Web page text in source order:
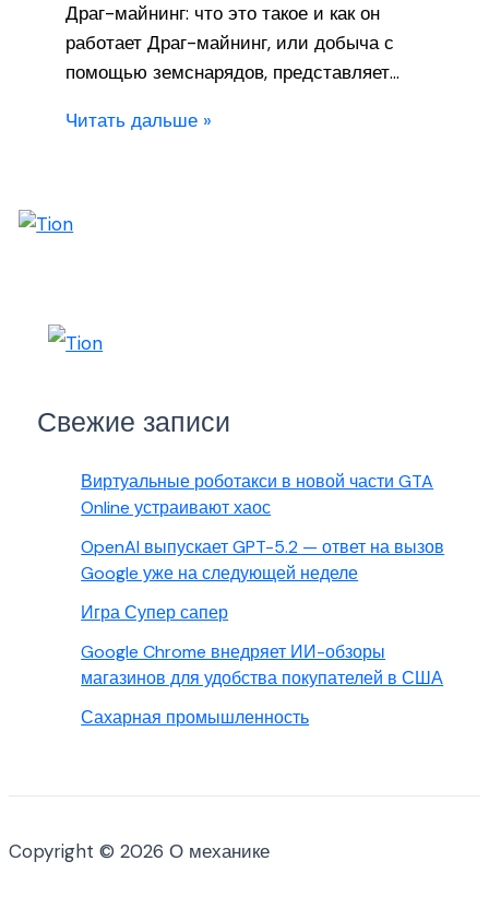
Драг-майнинг: что это такое и как он
работает Драг-майнинг, или добыча с
помощью земснарядов, представляет…
Читать дальше »
Свежие записи
Виртуальные роботакси в новой части GTA
Online устраивают хаос
OpenAI выпускает GPT-5.2 — ответ на вызов
Google уже на следующей неделе
Игра Супер сапер
Google Chrome внедряет ИИ-обзоры
магазинов для удобства покупателей в США
Сахарная промышленность
Copyright © 2026 О механике